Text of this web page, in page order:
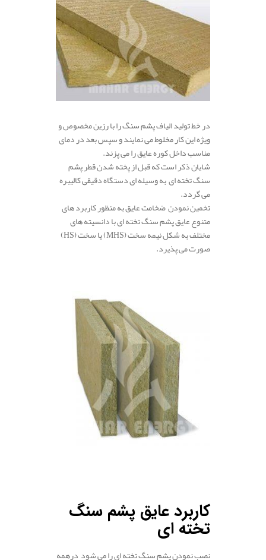
در خط تولید الیاف پشم سنگ را با رزین مخصوص و
ویژه این کار مخلوط می نمایند و سپس بعد در دمای
مناسب داخل کوره عایق را می پزند.
شایان ذکر است که قبل از پخته شدن قطر پشم
سنگ تخته ای به وسیله ای دستگاه دقیقی کالیبره
می گردد.
تخمین نمودن ضخامت عایق به منظور کاربرد های
متنوع عایق پشم سنگ تخته ای با دانسیته های
مختلف به شکل نیمه سخت (MHS) یا سخت (HS)
صورت می پذیرد.
کاربرد عایق پشم سنگ
تخته ای
نصب نمودن پشم سنگ تخته ای را می شود درهمه